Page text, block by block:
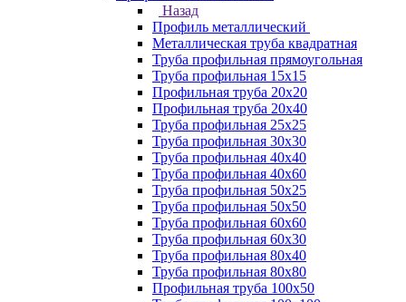
Назад
Профиль металлический
Металлическая труба квадратная
Труба профильная прямоугольная
Труба профильная 15х15
Профильная труба 20х20
Профильная труба 20х40
Труба профильная 25х25
Труба профильная 30x30
Труба профильная 40х40
Труба профильная 40х60
Труба профильная 50х25
Труба профильная 50х50
Труба профильная 60x60
Труба профильная 60х30
Труба профильная 80х40
Труба профильная 80х80
Профильная труба 100х50